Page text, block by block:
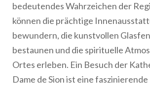
bedeutendes Wahrzeichen der
können die prächtige
bewundern, die kunstvollen
bestaunen und die spirituelle
Ortes erleben. Ein Besuch der
Dame de Sion ist eine faszinierende